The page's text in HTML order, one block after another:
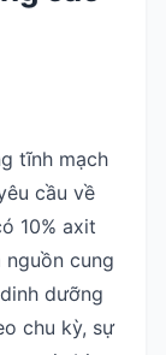
tĩnh mạch
cầu về
10% axit
cung
dưỡng
chu kỳ, sự